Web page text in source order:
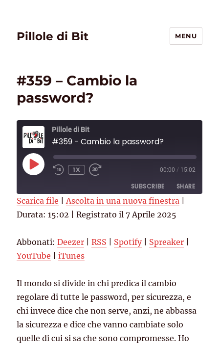
Pillole di Bit MENU
#359 – Cambio la
password?
Pillole di Bit
#359 - Cambio la password?
PLAY
EPISODE
1X 00:00 / 15:02
SUBSCRIBE SHARE
Deezer RSS
YouTube iTunes
RSS FEED
SHARE
EMBED
Scarica file |Ascolta in una nuova finestra
Durata: 15:02 |Registrato il 7 Aprile 2025
Abbonati:Deezer |RSS Spotify| Spreaker
YouTube |iTunes
Il mondo si divide in chi predica il cambio
regolare di tutte le password, per sicurezza, e
chi invece dice che non serve, anzi, ne abbassa
la sicurezza e dice che vanno cambiate solo
quelle di cui si sa che sono compromesse. Ho